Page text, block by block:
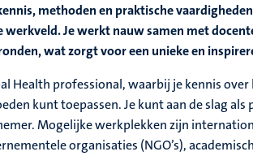
methoden en praktische
Je werkt nauw samen met
wat zorgt voor een unieke en
Health professional, waarbij je kennis
kunt toepassen. Je kunt aan de slag
Mogelijke werkplekken zijn
organisaties (NGO’s),